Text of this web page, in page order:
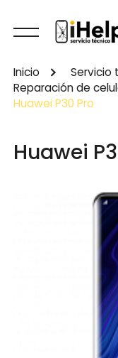
Inicio
Servicio
Reparación de
Huawei P30 Pro
Huawei